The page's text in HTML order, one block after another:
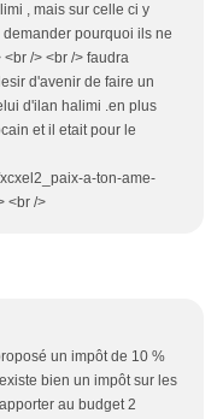
, mais sur celle ci y
pourquoi ils ne
/> <br /> faudra
d'avenir de faire un
d'ilan halimi .en plus
et il etait pour le
a-ton-ame-
<br />
un impôt de 10 %
bien un impôt sur les
au budget 2